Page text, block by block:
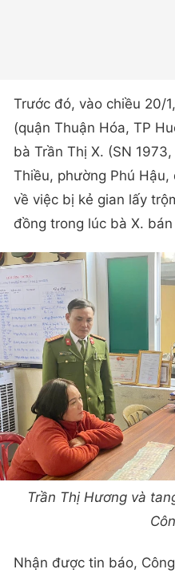
Trước đó, vào chiều 20/
(quận Thuận Hóa, TP
bà Trần Thị X. (SN
Thiều, phường Phú Hậu,
về việc bị kẻ gian lấy
đồng trong lúc bà X. bán
Trần Thị Hương và
Nhận được tin báo,